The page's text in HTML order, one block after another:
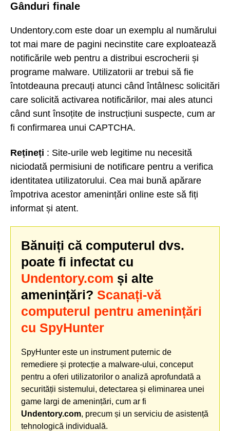
Gânduri finale
Undentory.com este doar un exemplu al numărului
tot mai mare de pagini necinstite care exploatează
notificările web pentru a distribui escrocherii și
programe malware. Utilizatorii ar trebui să fie
întotdeauna precauți atunci când întâlnesc solicitări
care solicită activarea notificărilor, mai ales atunci
când sunt însoțite de instrucțiuni suspecte, cum ar
fi confirmarea unui CAPTCHA.
Rețineți : Site-urile web legitime nu necesită
niciodată permisiuni de notificare pentru a verifica
identitatea utilizatorului. Cea mai bună apărare
împotriva acestor amenințări online este să fiți
informat și atent.
Bănuiți că computerul dvs.
poate fi infectat cu
Undentory.com și alte
amenințări? Scanați-vă
computerul pentru amenințări
cu SpyHunter
SpyHunter este un instrument puternic de
remediere și protecție a malware-ului, conceput
pentru a oferi utilizatorilor o analiză aprofundată a
securității sistemului, detectarea și eliminarea unei
game largi de amenințări, cum ar fi
Undentory.com, precum și un serviciu de asistență
tehnologică individuală.